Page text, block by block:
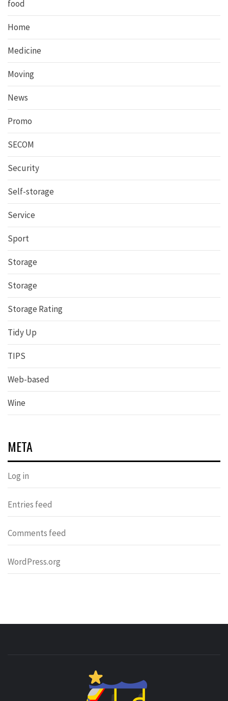
food
Home
Medicine
Moving
News
Promo
SECOM
Security
Self-storage
Service
Sport
Storage
Storage
Storage Rating
Tidy Up
TIPS
Web-based
Wine
META
Log in
Entries feed
Comments feed
WordPress.org